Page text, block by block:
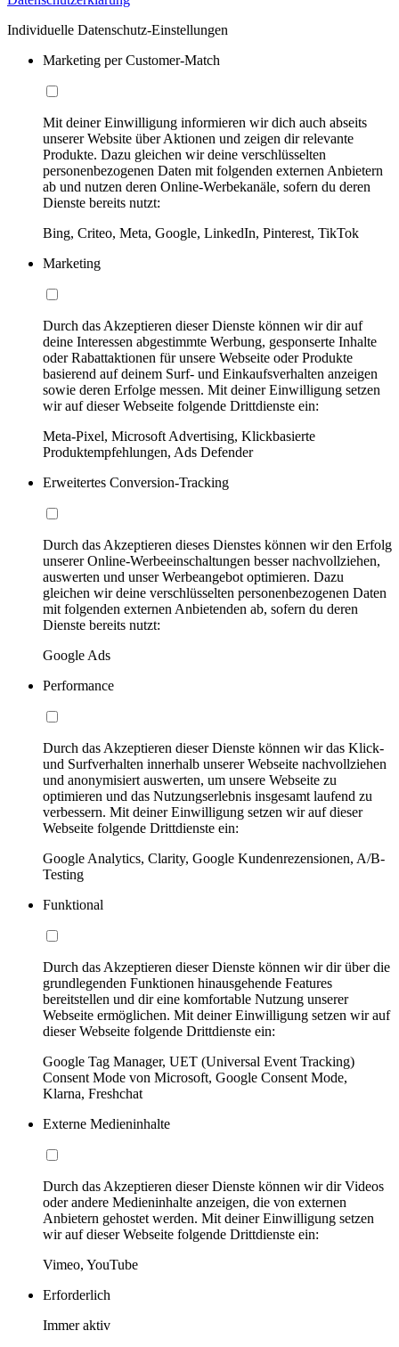
Individuelle Datenschutz-Einstellungen
Marketing per Customer-Match
Mit deiner Einwilligung informieren wir dich auch abseits
unserer Website über Aktionen und zeigen dir relevante
Produkte. Dazu gleichen wir deine verschlüsselten
personenbezogenen Daten mit folgenden externen Anbietern
ab und nutzen deren Online-Werbekanäle, sofern du deren
Dienste bereits nutzt:
Bing, Criteo, Meta, Google, LinkedIn, Pinterest, TikTok
Marketing
Durch das Akzeptieren dieser Dienste können wir dir auf
deine Interessen abgestimmte Werbung, gesponserte Inhalte
oder Rabattaktionen für unsere Webseite oder Produkte
basierend auf deinem Surf- und Einkaufsverhalten anzeigen
sowie deren Erfolge messen. Mit deiner Einwilligung setzen
wir auf dieser Webseite folgende Drittdienste ein:
Meta-Pixel, Microsoft Advertising, Klickbasierte
Produktempfehlungen, Ads Defender
Erweitertes Conversion-Tracking
Durch das Akzeptieren dieses Dienstes können wir den Erfolg
unserer Online-Werbeeinschaltungen besser nachvollziehen,
auswerten und unser Werbeangebot optimieren. Dazu
gleichen wir deine verschlüsselten personenbezogenen Daten
mit folgenden externen Anbietenden ab, sofern du deren
Dienste bereits nutzt:
Google Ads
Performance
Durch das Akzeptieren dieser Dienste können wir das Klick-
und Surfverhalten innerhalb unserer Webseite nachvollziehen
und anonymisiert auswerten, um unsere Webseite zu
optimieren und das Nutzungserlebnis insgesamt laufend zu
verbessern. Mit deiner Einwilligung setzen wir auf dieser
Webseite folgende Drittdienste ein:
Google Analytics, Clarity, Google Kundenrezensionen, A/B-
Testing
Funktional
Durch das Akzeptieren dieser Dienste können wir dir über die
grundlegenden Funktionen hinausgehende Features
bereitstellen und dir eine komfortable Nutzung unserer
Webseite ermöglichen. Mit deiner Einwilligung setzen wir auf
dieser Webseite folgende Drittdienste ein:
Google Tag Manager, UET (Universal Event Tracking)
Consent Mode von Microsoft, Google Consent Mode,
Klarna, Freshchat
Externe Medieninhalte
Durch das Akzeptieren dieser Dienste können wir dir Videos
oder andere Medieninhalte anzeigen, die von externen
Anbietern gehostet werden. Mit deiner Einwilligung setzen
wir auf dieser Webseite folgende Drittdienste ein:
Vimeo, YouTube
Erforderlich
Immer aktiv